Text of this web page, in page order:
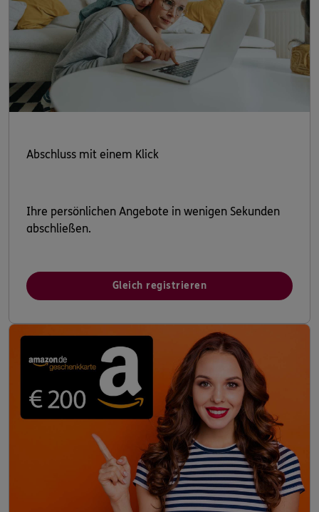
Abschluss mit einem Klick
Ihre persönlichen Angebote in wenigen Sekunden
abschließen.
Gleich registrieren